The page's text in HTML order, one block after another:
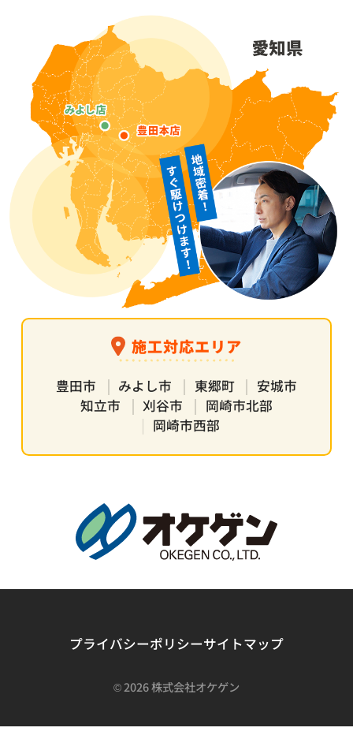
施工対応エリア
豊田市 みよし市 東郷町
安城市
知立市
刈谷市
岡崎市北部
岡崎市西部
プライバシーポリシーサイトマップ
©2026 株式会社オケゲン